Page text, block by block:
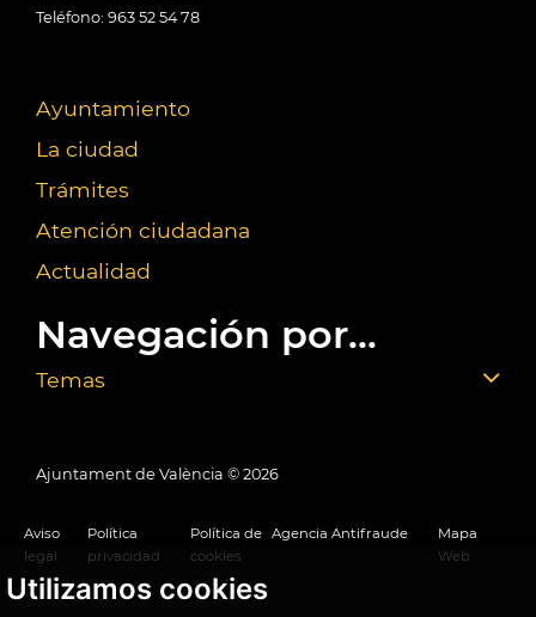
Utilizamos cookies
Teléfono: 963 52 54 78
Ayuntamiento
La ciudad
Trámites
Atención ciudadana
Actualidad
Navegación por...
Temas
Ajuntament de València © 2026
Aviso
legal
Política
privacidad
Política de
cookies
Agencia Antifraude
Mapa
Web